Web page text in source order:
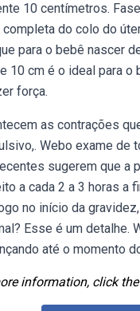
10 centímetros.
do colo do
para o bebê nascer
10 cm é o ideal para
força.
as contrações
Webo exame
sugerem que
a cada 2 a 3 horas a
no início da
Esse é um
até o momento
information, click